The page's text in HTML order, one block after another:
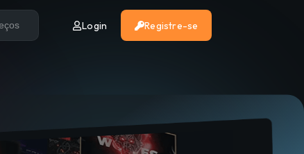
Login Registre-se